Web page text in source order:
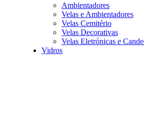
Ambientadores
Velas e Ambientadores
Velas Cemitério
Velas Decorativas
Velas Eletrónicas e
Vidros